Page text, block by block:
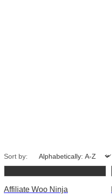
Sort by:
Affiliate Woo Ninja